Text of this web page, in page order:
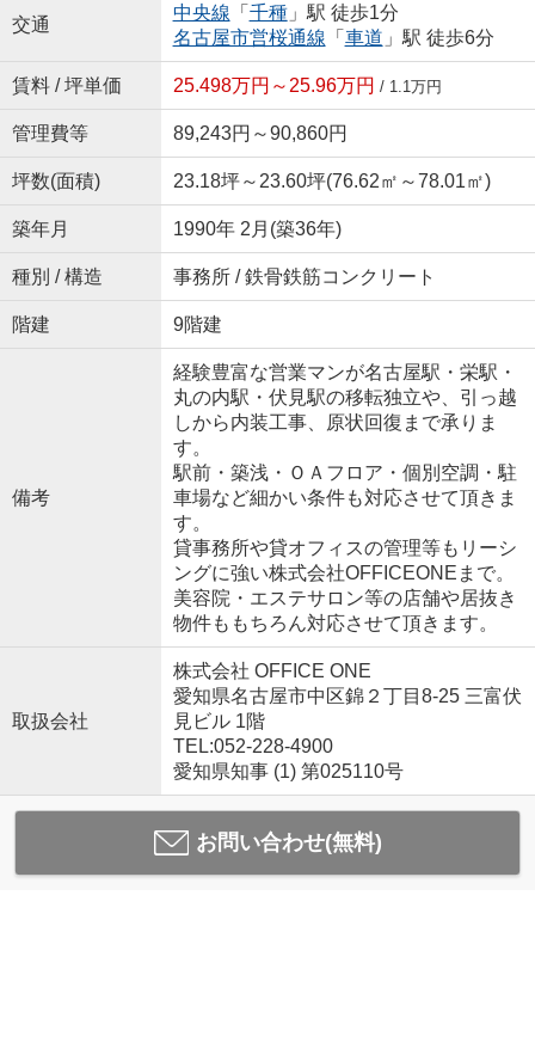
交通
中央線 「 千種」駅 徒歩1分
名古屋市営桜通線 「 車道 」駅 徒歩6分
賃料 / 坪単価 25.498万円～25.96万円 / 1.1万円
管理費等 89,243円～90,860円
坪数(面積) 23.18坪～23.60坪(76.62㎡～78.01㎡)
築年月 1990年 2月(築36年)
種別 / 構造 事務所 / 鉄骨鉄筋コンクリート
階建 9階建
備考
経験豊富な営業マンが名古屋駅・栄駅・
丸の内駅・伏見駅の移転独立や、引っ越
しから内装工事、原状回復まで承りま
す。
駅前・築浅・ＯＡフロア・個別空調・駐
車場など細かい条件も対応させて頂きま
す。
貸事務所や貸オフィスの管理等もリーシ
ングに強い株式会社OFFICEONEまで。
美容院・エステサロン等の店舗や居抜き
物件ももちろん対応させて頂きます。
取扱会社
株式会社 OFFICE ONE
愛知県名古屋市中区錦２丁目8-25 三富伏
見ビル 1階
TEL:052-228-4900
愛知県知事 (1) 第025110号
お問い合わせ(無料)